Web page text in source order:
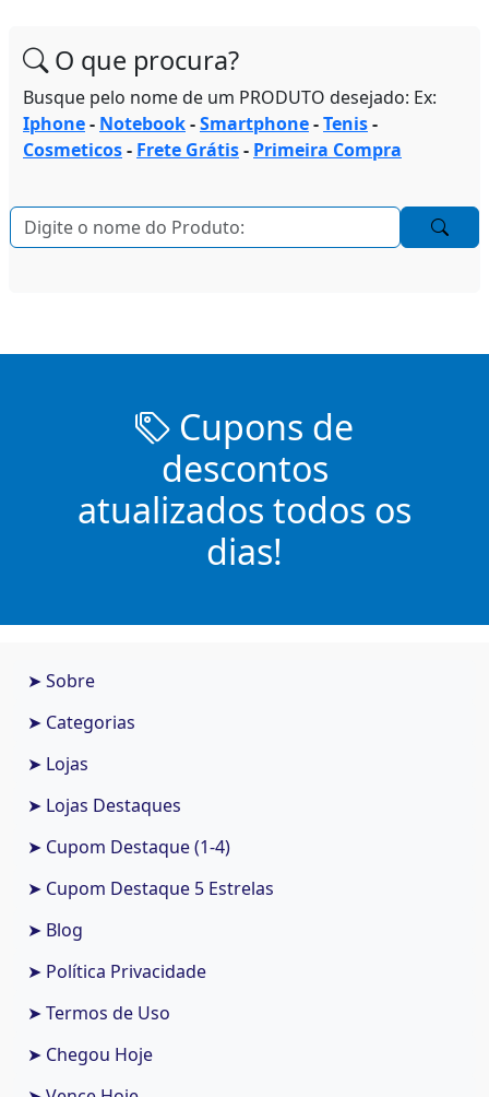
O que procura?
Busque pelo nome de um PRODUTO desejado: Ex:
Iphone- Notebook-Smartphone-Tenis-
Cosmeticos- Frete Grátis- Primeira Compra
Cupons de
descontos
atualizados todos os
dias!
➤ Sobre
➤ Categorias
➤ Lojas
➤ Lojas Destaques
➤ Cupom Destaque (1-4)
➤ Cupom Destaque 5 Estrelas
➤ Blog
➤ Política Privacidade
➤ Termos de Uso
➤ Chegou Hoje